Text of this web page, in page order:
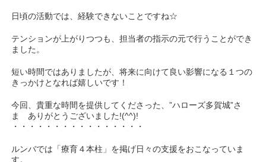
日頃の活動では、経験できないことですね☆
テンションが上がりつつも、担当者の指示の元で行うことができ
ました。
短い時間ではありましたが、将来に向けて良い影響になる１つの
きっかけとなれば嬉しいです！
今回、貴重な時間を提供してくださった、”ハローズ多賀城”さ
ま ありがとうございました!(^^)!
・・・・・・・・・・・・・・・・
ルンバでは「療育４本柱」を掲げ日々の支援をおこなっていま
す。